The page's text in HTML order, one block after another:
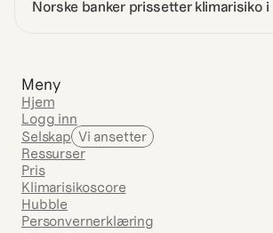
Norske banker prissetter klimarisiko i
Meny
Hjem
Logg inn
Selskap Vi ansetter
Ressurser
Pris
Klimarisikoscore
Hubble
Personvernerklæring